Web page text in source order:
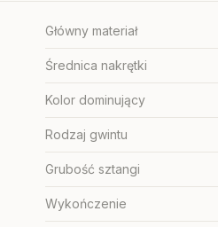
Główny materiał
Średnica nakrętki
Kolor dominujący
Rodzaj gwintu
Grubość sztangi
Wykończenie